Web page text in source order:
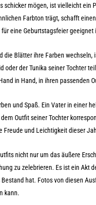
schicker mögen, ist vielleicht
Farbton trägt, schafft
eine Geburtstagsfeier
die Blätter ihre Farben
oder der Tunika seiner Tochter
in Hand, in ihren passenden
und Spaß. Ein Vater in einer
Outfit seiner Tochter
Freude und Leichtigkeit dieser
nicht nur um das äußere
zu zelebrieren. Es ist ein Akt
hat. Fotos von diesen
kann.